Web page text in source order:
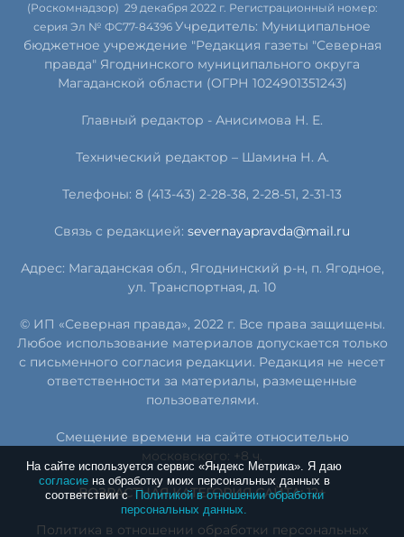
На сайте используется сервис «Яндекс Метрика». Я даю
согласиена обработку моих персональных данных в
соответствии с Политикой в отношении обработки
персональных данных.
(Роскомнадзор) 29 декабря 2022 г. Регистрационный номер:
серия Эл № ФС77-84396 Учредитель: Муниципальное
бюджетное учреждение "Редакция газеты "Северная
правда" Ягоднинского муниципального округа
Магаданской области (ОГРН 1024901351243)
Главный редактор - Анисимова Н. Е.
Технический редактор – Шамина Н. А.
Телефоны: 8 (413-43) 2-28-38, 2-28-51, 2-31-13
Связь с редакцией: severnayapravda@mail.ru
Адрес: Магаданская обл., Ягоднинский р-н, п. Ягодное,
ул. Транспортная, д. 10
© ИП «Северная правда», 2022 г. Все права защищены.
Любое использование материалов допускается только
с письменного согласия редакции. Редакция не несет
ответственности за материалы, размещенные
пользователями.
Смещение времени на сайте относительно
московского: +8 ч.
ВОЗРАСТНАЯ КАТЕГОРИЯ САЙТА: 12+
Политика в отношении обработки персональных